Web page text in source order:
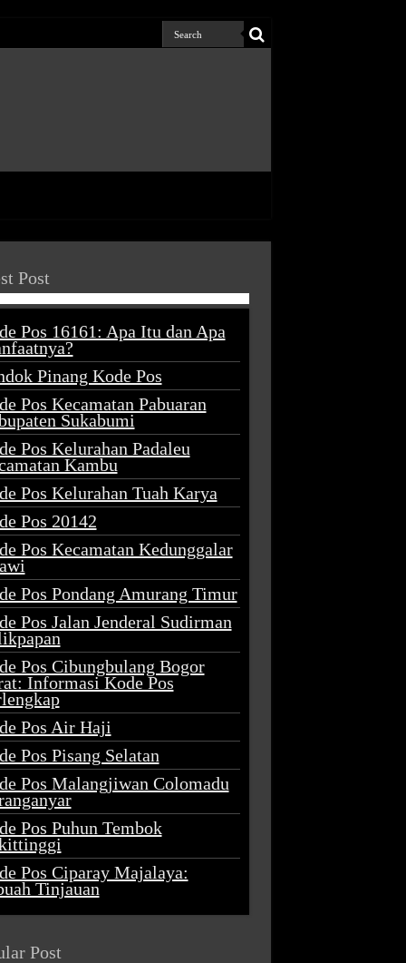
Post
Pos 16161: Apa Itu dan Apa
Pinang Kode Pos
Pos Kecamatan Pabuaran
Sukabumi
Pos Kelurahan Padaleu
Kambu
Pos Kelurahan Tuah Karya
Pos 20142
Pos Kecamatan Kedunggalar
Pos Pondang Amurang Timur
Pos Jalan Jenderal Sudirman
Pos Cibungbulang Bogor
Informasi Kode Pos
Pos Air Haji
Pos Pisang Selatan
Pos Malangjiwan Colomadu
Pos Puhun Tembok
Pos Ciparay Majalaya:
Tinjauan
Post